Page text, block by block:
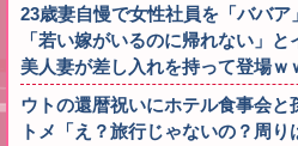
23歳妻自慢で女性社員を「ババア
「若い嫁がいるのに帰れない」
美人妻が差し入れを持って登場ｗ
ウトの還暦祝いにホテル食事会と
トメ「え？旅行じゃないの？周